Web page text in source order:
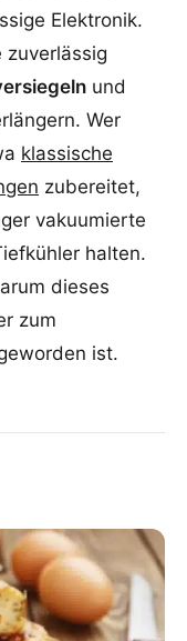
Elektronik.
zuverlässig
und
Wer
klassische
zubereitet,
vakuumierte
halten.
dieses
zum
ist.